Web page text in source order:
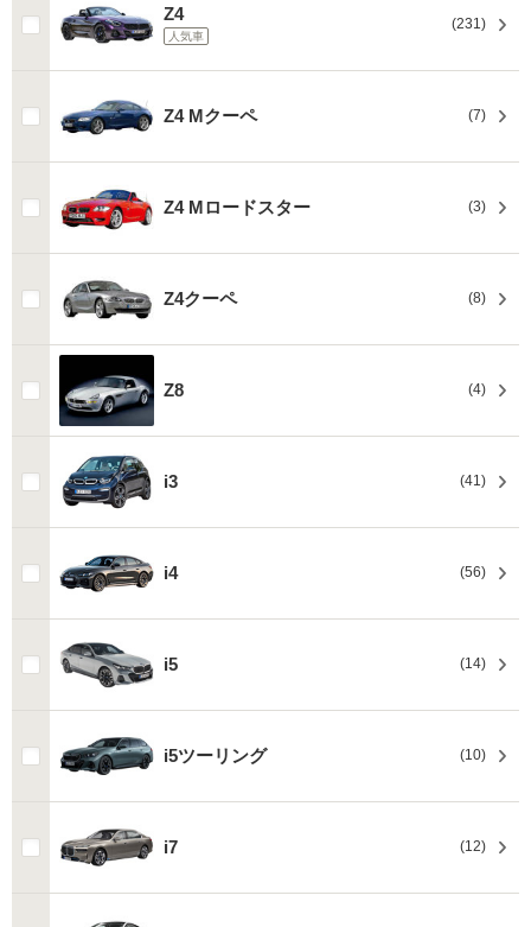
Z4
人気車
(231)
Z4 Mクーペ (7)
Z4 Mロードスター (3)
Z4クーペ (8)
Z8 (4)
i3 (41)
i4 (56)
i5 (14)
i5ツーリング (10)
i7 (12)